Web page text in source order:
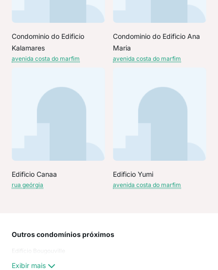
Condominio do Edificio
Kalamares
avenida costa do marfim
Condominio do Edificio Ana
Maria
avenida costa do marfim
Edificio Canaa
rua geórgia
Edificio Yumi
avenida costa do marfim
Outros condomínios próximos
Edifício Bougouville
Exibir mais